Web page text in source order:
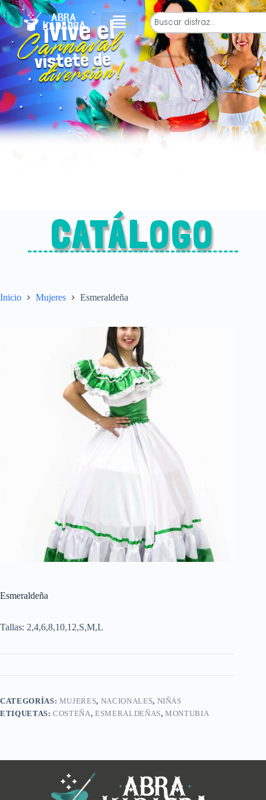
CATÁLOGO
Inicio Mujeres Esmeraldeña
Esmeraldeña
Tallas: 2,4,6,8,10,12,S,M,L
CATEGORÍAS: MUJERES, NACIONALES, NIÑAS
ETIQUETAS:COSTEÑA,ESMERALDEÑAS,MONTUBIA